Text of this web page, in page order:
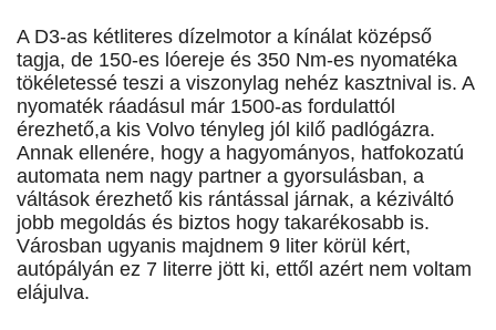
A D3-as kétliteres dízelmotor a kínálat középső
tagja, de 150-es lóereje és 350 Nm-es nyomatéka
tökéletessé teszi a viszonylag nehéz kasztnival is. A
nyomaték ráadásul már 1500-as fordulattól
érezhető,a kis Volvo tényleg jól kilő padlógázra.
Annak ellenére, hogy a hagyományos, hatfokozatú
automata nem nagy partner a gyorsulásban, a
váltások érezhető kis rántással járnak, a kéziváltó
jobb megoldás és biztos hogy takarékosabb is.
Városban ugyanis majdnem 9 liter körül kért,
autópályán ez 7 literre jött ki, ettől azért nem voltam
elájulva.